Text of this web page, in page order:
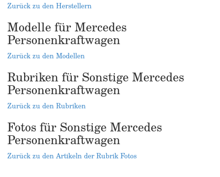
Zurück zu den Herstellern
Modelle für Mercedes
Personenkraftwagen
Zurück zu den Modellen
Rubriken für Sonstige Mercedes
Personenkraftwagen
Zurück zu den Rubriken
Fotos für Sonstige Mercedes
Personenkraftwagen
Zurück zu den Artikeln der Rubrik Fotos